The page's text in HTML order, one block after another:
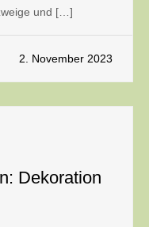
und […]
2. November 2023
Dekoration